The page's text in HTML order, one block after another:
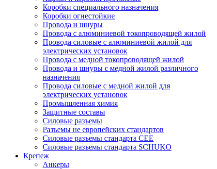
Коробки специального назначения
Коробки огнестойкие
Провода и шнуры
Провода с алюминиевой токопроводящей жилой
Провода силовые с алюминиевой жилой для
электрических установок
Провода с медной токопроводящей жилой
Провода и шнуры с медной жилой различного
назначения
Провода силовые с медной жилой для
электрических установок
Промышленная химия
Защитные составы
Силовые разъемы
Разъемы не европейских стандартов
Силовые разъемы стандарта CEE
Силовые разъемы стандарта SCHUKO
Крепеж
Анкеры